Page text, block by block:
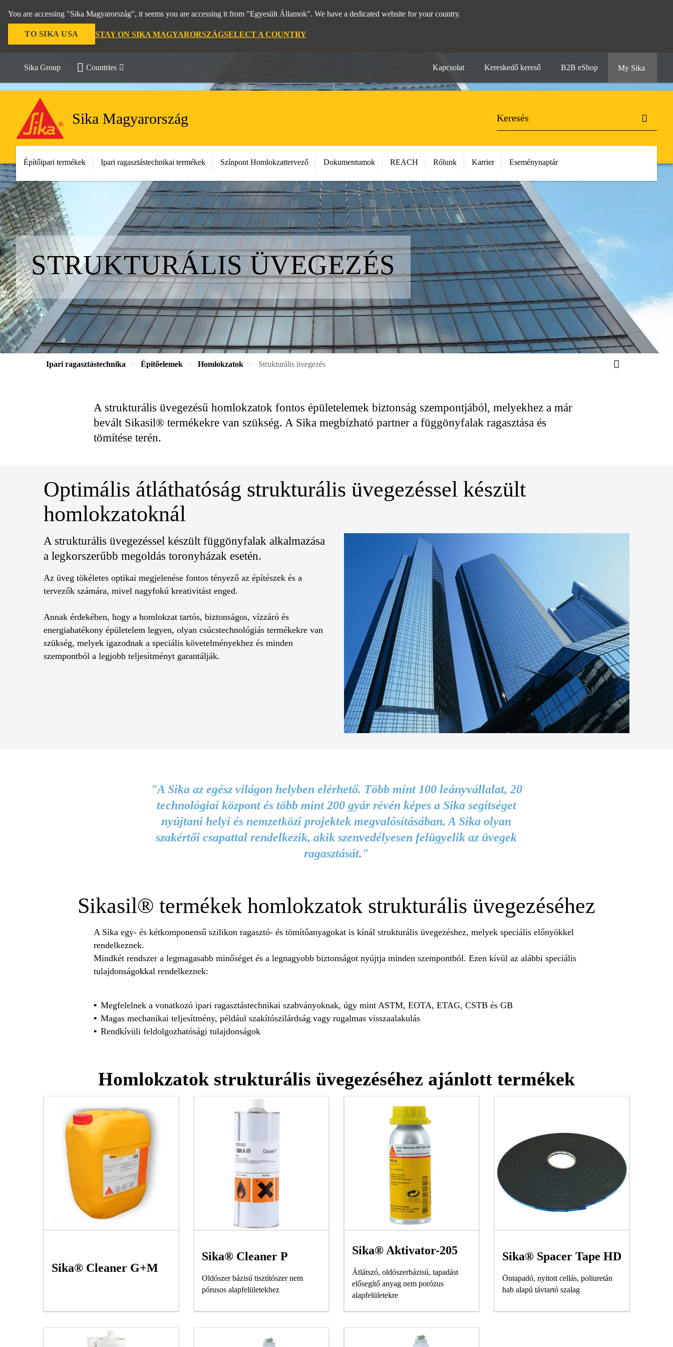
You are accessing "Sika Magyarország", it seems you are accessing it from "Egyesült Államok". We have a dedicated website for your country.
TO SIKA USA STAY ON SIKA MAGYARORSZÁGSELECT A COUNTRY
Sika Group Countries Kapcsolat Kereskedő kereső B2B eShop My Sika
Sika Magyarország
Építőipari termékek Ipari ragasztástechnikai termékek Színpont Homlokzattervező Dokumentumok REACH Rólunk Karrier Eseménynaptár
STRUKTU­RÁLIS ÜVEGEZÉS
Ipari ragasztástechnika Építőelemek Homlokzatok Strukturális üvegezés
A strukturális üvegezésű homlokzatok fontos épületelemek biztonság szempontjából, melyekhez a már
bevált Sikasil® termékekre van szükség. A Sika megbízható partner a függönyfalak ragasztása és
tömítése terén.
Optimális átláthatóság strukturális üvegezéssel készült
homlokzatoknál
A strukturális üvegezéssel készült függönyfalak alkalmazása
a legkorszerűbb megoldás toronyházak esetén.
Az üveg tökéletes optikai megjelenése fontos tényező az építészek és a
tervezők számára, mivel nagyfokú kreativitást enged.
Annak érdekében, hogy a homlokzat tartós, biztonságos, vízzáró és
energiahatékony épületelem legyen, olyan csúcstechnológiás termékekre van
szükség, melyek igazodnak a speciális követelményekhez és minden
szempontból a legjobb teljesítményt garantálják.
"A Sika az egész világon helyben elérhető. Több mint 100 leányvállalat, 20
technológiai központ és több mint 200 gyár révén képes a Sika segítséget
nyújtani helyi és nemzetközi projektek megvalósításában. A Sika olyan
szakértői csapattal rendelkezik, akik szenvedélyesen felügyelik az üvegek
ragasztását."
Sikasil® termékek homlokzatok strukturális üvegezéséhez
A Sika egy- és kétkomponensű szilikon ragasztó- és tömítőanyagokat is kínál strukturális üvegezéshez, melyek speciális előnyökkel
rendelkeznek.
Mindkét rendszer a legmagasabb minőséget és a legnagyobb biztonságot nyújtja minden szempontból. Ezen kívül az alábbi speciális
tulajdonságokkal rendelkeznek:
Megfelelnek a vonatkozó ipari ragasztástechnikai szabványoknak, úgy mint ASTM, EOTA, ETAG, CSTB és GB
Magas mechanikai teljesítmény, például szakítószilárdság vagy rugalmas visszaalakulás
Rendkívüli feldolgozhatósági tulajdonságok
Homlokzatok strukturális üvegezéséhez ajánlott termékek
Sika® Cleaner G+M
Sika® Cleaner P
Oldószer bázisú tisztítószer nem
pórusos alapfelületekhez
Sika® Aktivator-205
Átlátszó, oldószerbázisú, tapadást
elősegítő anyag nem porózus
alapfelületekre
Sika® Spacer Tape HD
Öntapadó, nyitott cellás, poliuretán
hab alapú távtartó szalag